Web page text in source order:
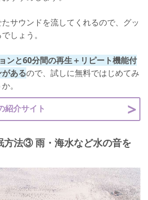
サウンドを流してくれるので、グッ
しょう。
ンと60分間の再生＋リピート機能付
あるので、試しに無料ではじめてみ
。
紹介サイト
方法③ 雨・海水など水の音を